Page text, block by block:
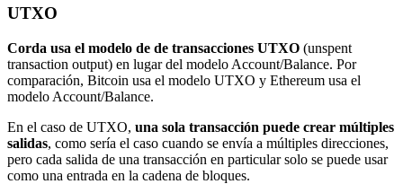
UTXO
Corda usa el modelo de de transacciones UTXO (unspent
transaction output) en lugar del modelo Account/Balance. Por
comparación, Bitcoin usa el modelo UTXO y Ethereum usa el
modelo Account/Balance.
En el caso de UTXO, una sola transacción puede crear múltiples
salidas, como sería el caso cuando se envía a múltiples direcciones,
pero cada salida de una transacción en particular solo se puede usar
como una entrada en la cadena de bloques.